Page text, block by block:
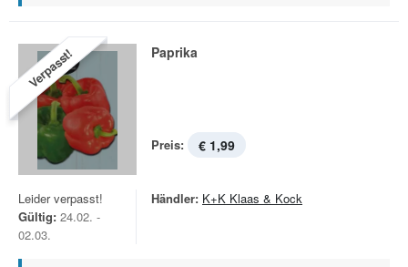
Verpasst! Paprika
Preis: € 1,99
Leider verpasst!
Gültig: 24.02. -
02.03.
Händler: K+K Klaas & Kock